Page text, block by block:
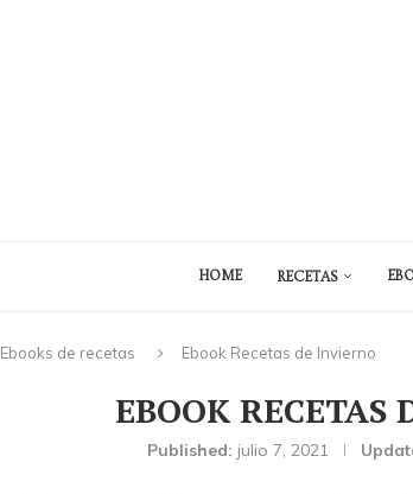
HOME RECETAS
Ebooks de recetas Ebook Recetas de Invierno
EBOOK RECETAS
Published: julio 7, 2021